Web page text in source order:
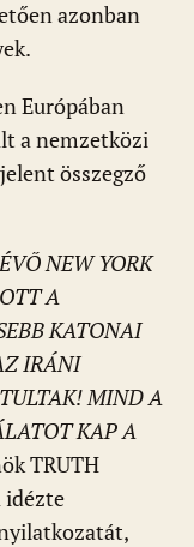
azonban
Európában
a nemzetközi
összegző
NEW YORK
A
KATONAI
IRÁNI
MIND A
KAP A
TRUTH
idézte